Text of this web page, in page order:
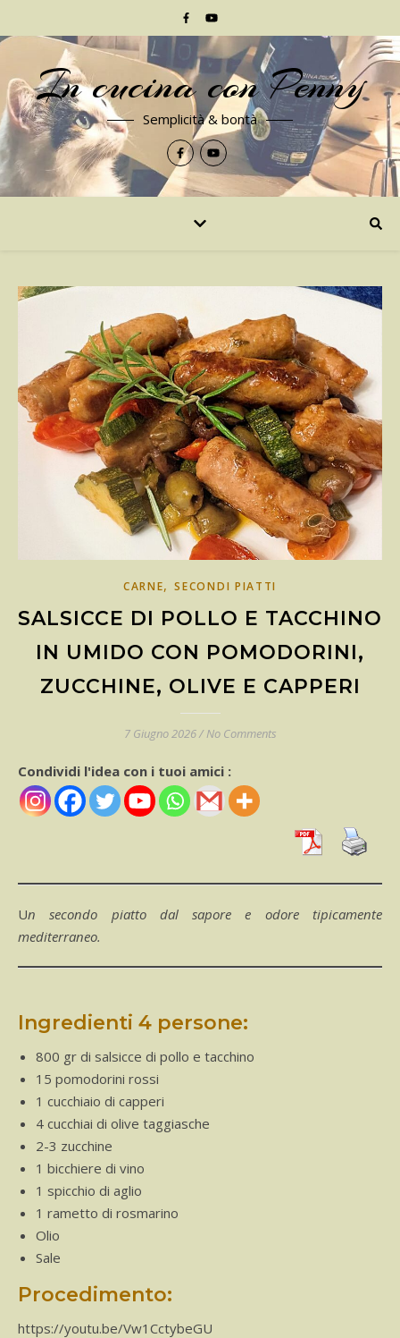
In cucina con Penny
Semplicità & bontà
CARNE,SECONDI PIATTI
SALSICCE DI POLLO E TACCHINO
IN UMIDO CON POMODORINI,
ZUCCHINE, OLIVE E CAPPERI
7 Giugno 2026/ No Comments
Condividi l'idea con i tuoi amici :
Un secondo piatto dal sapore e odore tipicamente
mediterraneo.
Ingredienti 4 persone:
800 gr di salsicce di pollo e tacchino
15 pomodorini rossi
1 cucchiaio di capperi
4 cucchiai di olive taggiasche
2-3 zucchine
1 bicchiere di vino
1 spicchio di aglio
1 rametto di rosmarino
Olio
Sale
Procedimento:
https://youtu.be/Vw1CctybeGU